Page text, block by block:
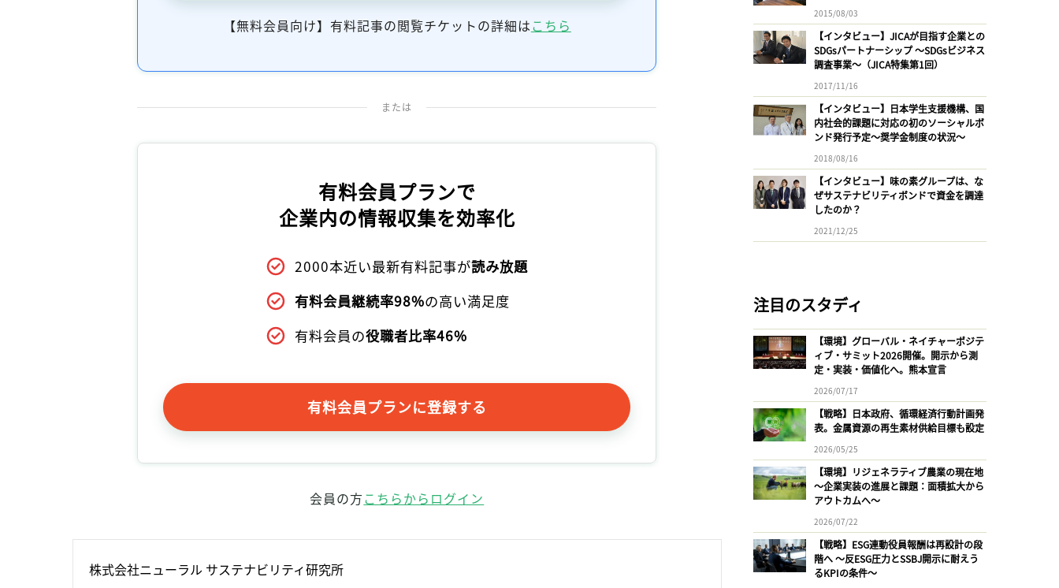
【無料会員向け】有料記事の閲覧チケットの詳細はこちら
または
有料会員プランで
企業内の情報収集を効率化
2000本近い最新有料記事が読み放題
有料会員継続率98%の高い満足度
有料会員の役職者比率46%
有料会員プランに登録する
会員の方こちらからログイン
株式会社ニューラル サステナビリティ研究所
2015/08/03
【インタビュー】JICAが目指す企業との
SDGsパートナーシップ 〜SDGsビジネス
調査事業〜（JICA特集第1回）
2017/11/16
【インタビュー】日本学生支援機構、国
内社会的課題に対応の初のソーシャルボ
ンド発行予定〜奨学金制度の状況〜
2018/08/16
【インタビュー】味の素グループは、な
ぜサステナビリティボンドで資金を調達
したのか？
2021/12/25
注目のスタディ
【環境】グローバル・ネイチャーポジテ
ィブ・サミット2026開催。開示から測
定・実装・価値化へ。熊本宣言
2026/07/17
【戦略】日本政府、循環経済行動計画発
表。金属資源の再生素材供給目標も設定
2026/05/25
【環境】リジェネラティブ農業の現在地
〜企業実装の進展と課題：面積拡大から
アウトカムへ〜
2026/07/22
【戦略】ESG連動役員報酬は再設計の段
階へ 〜反ESG圧力とSSBJ開示に耐えう
るKPIの条件〜
ログイン